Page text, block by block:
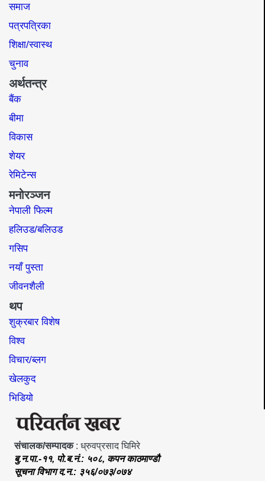
समाज​
पत्रपत्रिका
शिक्षा/स्वास्थ
चुनाव
अर्थतन्त्र
बैंक
बीमा
विकास
शेयर
रेमिटेन्स
मनोरञ्जन
नेपाली फिल्म
हलिउड/बलिउड
गसिप
नयाँ पुस्ता
जीवनशैली
थप
शुक्रबार विशेष
विश्व
विचार/ब्लग
खेलकुद
भिडियो
संचालक/सम्पादक: ध्रुवप्रसाद घिमिरे
बु.न.पा.-११, पो.ब.नं.: ५०८, कपन काठमाण्डौ
सूचना विभाग द.न.: ३५६/०७३/०७४